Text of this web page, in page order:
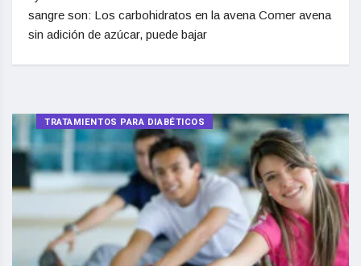
sangre son: Los carbohidratos en la avena Comer avena
sin adición de azúcar, puede bajar
TRATAMIENTOS PARA DIABÉTICOS